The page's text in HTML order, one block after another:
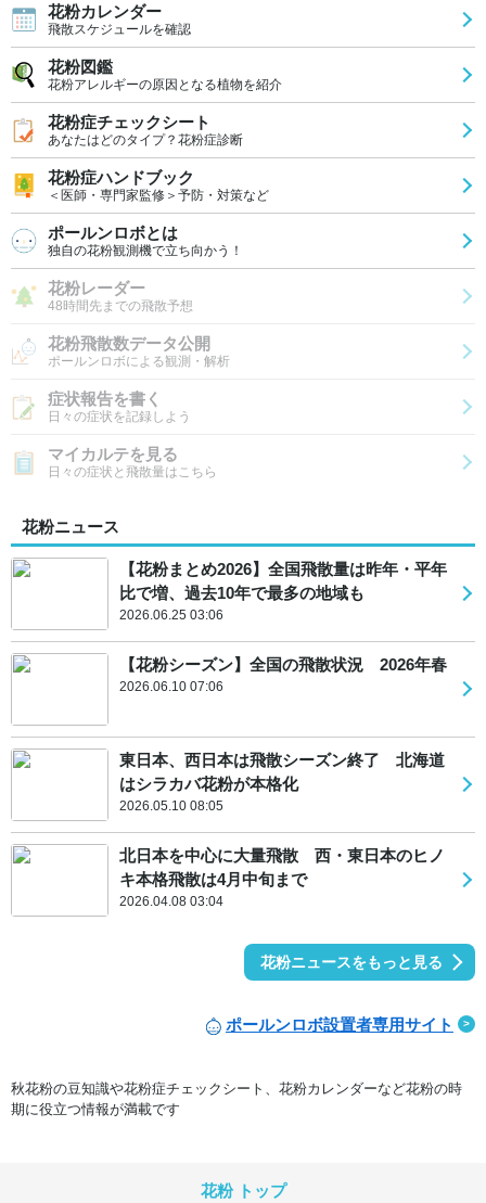
花粉カレンダー
飛散スケジュールを確認
花粉図鑑
花粉アレルギーの原因となる植物を紹介
花粉症チェックシート
あなたはどのタイプ？花粉症診断
花粉症ハンドブック
＜医師・専門家監修＞予防・対策など
ポールンロボとは
独自の花粉観測機で立ち向かう！
花粉レーダー
48時間先までの飛散予想
花粉飛散数データ公開
ポールンロボによる観測・解析
症状報告を書く
日々の症状を記録しよう
マイカルテを見る
日々の症状と飛散量はこちら
花粉ニュース
【花粉まとめ2026】全国飛散量は昨年・平年
比で増、過去10年で最多の地域も
2026.06.25 03:06
【花粉シーズン】全国の飛散状況 2026年春
2026.06.10 07:06
東日本、西日本は飛散シーズン終了 北海道
はシラカバ花粉が本格化
2026.05.10 08:05
北日本を中心に大量飛散 西・東日本のヒノ
キ本格飛散は4月中旬まで
2026.04.08 03:04
花粉ニュースをもっと見る
ポールンロボ設置者専用サイト
秋花粉の豆知識や花粉症チェックシート、花粉カレンダーなど花粉の時
期に役立つ情報が満載です
花粉 トップ